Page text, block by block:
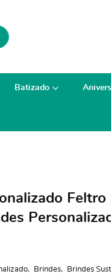
Batizado
Brindes Brindes